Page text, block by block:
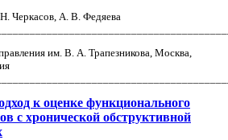
Черкасов, А. В. Федяева
им. В. А. Трапезникова, Москва,
к оценке функционального
с хронической обструктивной